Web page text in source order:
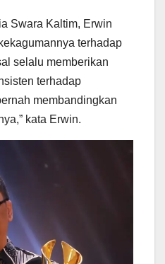
Swara Kaltim, Erwin
terhadap
selalu memberikan
terhadap
membandingkan
kata Erwin.